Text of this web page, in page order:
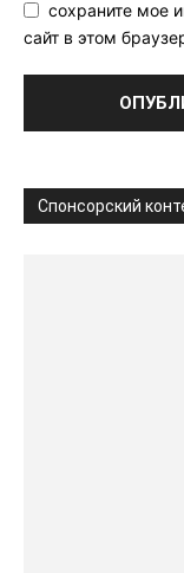
сохраните мое
сайт в этом
Спонсорский